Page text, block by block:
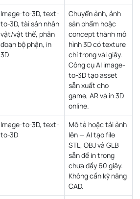
Image-to-3D, text-
to-3D, tài sản nhân
vật/vật thể, phân
đoạn bộ phận, in
3D
Chuyển ảnh, ảnh
sản phẩm hoặc
concept thành mô
hình 3D có texture
chỉ trong vài giây.
Công cụ AI image-
to-3D tạo asset
sẵn xuất cho
game, AR và in 3D
online.
Image-to-3D, text-
to-3D
Mô tả hoặc tải ảnh
lên — AI tạo file
STL, OBJ và GLB
sẵn để in trong
chưa đầy 60 giây.
Không cần kỹ năng
CAD.